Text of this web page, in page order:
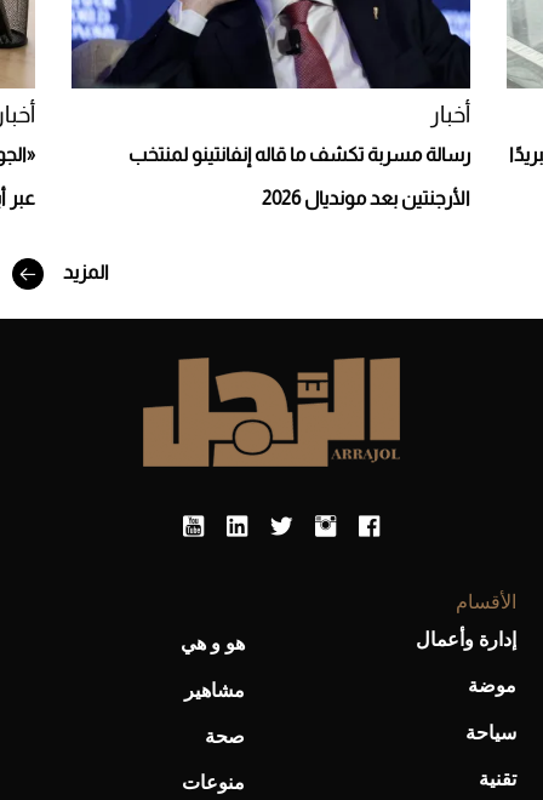
أحذية Mary Jane: ترف وأناقة للرجال
أخبار
رسالة مسربة تكشف ما قاله إنفانتينو لمنتخب
الأرجنتين بعد مونديال 2026 عبر
المزيد
الأقسام
إدارة وأعمال
موضة
سياحة
تقنية
هو و هي
مشاهير
صحة
منوعات